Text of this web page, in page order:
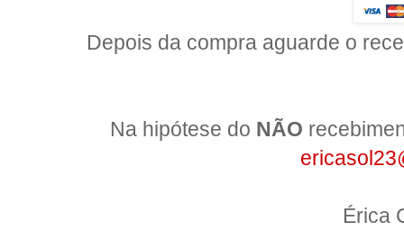
Depois da compra aguarde o
Na hipótese do NÃO
Érica